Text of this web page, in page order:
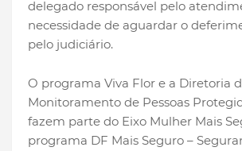
delegado responsável pelo
necessidade de aguardar o
pelo judiciário.
O programa Viva Flor e a Diretoria
Monitoramento de Pessoas
fazem parte do Eixo Mulher Mais
programa DF Mais Seguro –